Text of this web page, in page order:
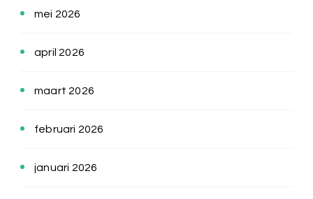
mei 2026
april 2026
maart 2026
februari 2026
januari 2026